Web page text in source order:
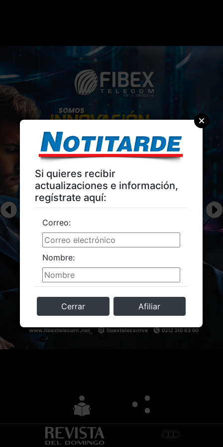
Si quieres recibir
actualizaciones e información,
regístrate aquí:
Nombre:
Correo:
Cerrar Afiliar